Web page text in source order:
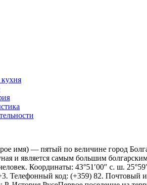
имя) — пятый по величине город
и является самым большим
Координаты: 43°51′00″ с. ш.
Телефонный код: (+359) 82. Почтовый